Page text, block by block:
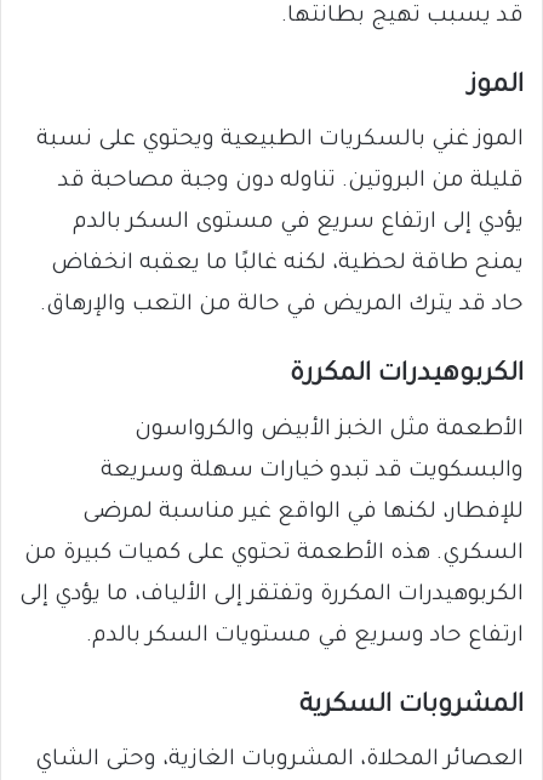
قد يسبب تهيج بطانتها.
الموز
الموز غني بالسكريات الطبيعية ويحتوي على نسبة
قليلة من البروتين. تناوله دون وجبة مصاحبة قد
يؤدي إلى ارتفاع سريع في مستوى السكر بالدم
يمنح طاقة لحظية، لكنه غالبًا ما يعقبه انخفاض
حاد قد يترك المريض في حالة من التعب والإرهاق.
الكربوهيدرات المكررة
الأطعمة مثل الخبز الأبيض والكرواسون
والبسكويت قد تبدو خيارات سهلة وسريعة
للإفطار، لكنها في الواقع غير مناسبة لمرضى
السكري. هذه الأطعمة تحتوي على كميات كبيرة من
الكربوهيدرات المكررة وتفتقر إلى الألياف، ما يؤدي إلى
ارتفاع حاد وسريع في مستويات السكر بالدم.
المشروبات السكرية
العصائر المحلاة، المشروبات الغازية، وحتى الشاي